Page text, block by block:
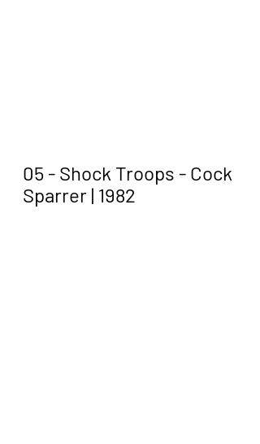
05 - Shock Troops - Cock
Sparrer | 1982